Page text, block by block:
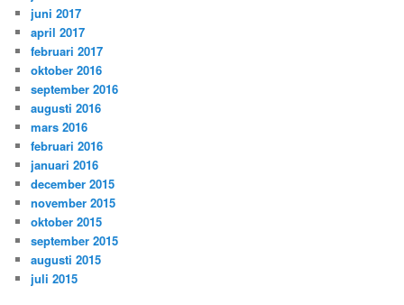
juni 2017
april 2017
februari 2017
oktober 2016
september 2016
augusti 2016
mars 2016
februari 2016
januari 2016
december 2015
november 2015
oktober 2015
september 2015
augusti 2015
juli 2015